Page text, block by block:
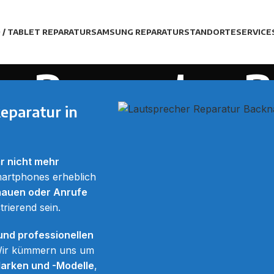
/ TABLET REPARATURSAMSUNG REPARATURSTANDORTE
Reparatur
Home Lautsprecher Reparatur Backnang
in
nicht mehr
erheblich
oder Anrufe
sein.
professionellen
kümmern uns um
und -Modelle,